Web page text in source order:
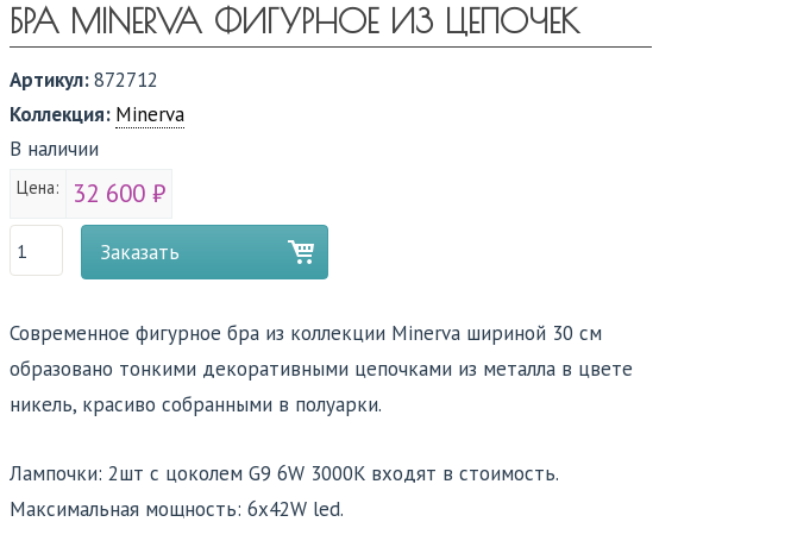
БРА MINERVA ФИГУРНОЕ ИЗ ЦЕПОЧЕК
Артикул:872712
Коллекция: Minerva
В наличии
Цена: 32 600 ₽
Заказать
Современное фигурное бра из коллекции Minerva шириной 30 см
образовано тонкими декоративными цепочками из металла в цвете
никель, красиво собранными в полуарки.
Лампочки: 2шт с цоколем G9 6W 3000K входят в стоимость.
Максимальная мощность: 6х42W led.